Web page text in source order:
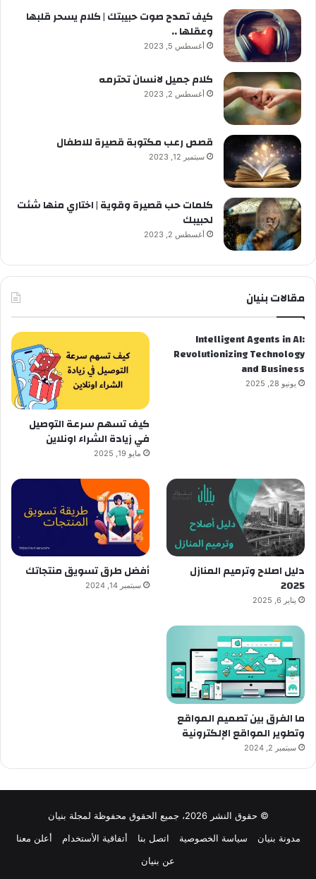
كيف تمدح صوت حبيبتك | كلام يسحر قلبها
وعقلها ..
أغسطس 5, 2023
كلام جميل لانسان تحترمه
أغسطس 2, 2023
قصص رعب مكتوبة قصيرة للاطفال
سبتمبر 12, 2023
كلمات حب قصيرة وقوية | اختاري منها شئت
لحبيبك
أغسطس 2, 2023
مقالات بنيان
Intelligent Agents in AI:
Revolutionizing Technology
and Business
يونيو 28, 2025
كيف تسهم سرعة التوصيل
في زيادة الشراء اونلاين
مايو 19, 2025
دليل اصلاح وترميم المنازل
2025
يناير 6, 2025
أفضل طرق تسويق منتجاتك
سبتمبر 14, 2024
ما الفرق بين تصميم المواقع
وتطوير المواقع الإلكترونية
سبتمبر 2, 2024
© حقوق النشر 2026، جميع الحقوق محفوظة لمجلة بنيان
مدونة بنيان
سياسة الخصوصية اتصل بنا أتفاقية الأستخدام
أعلن معنا
عن بنيان